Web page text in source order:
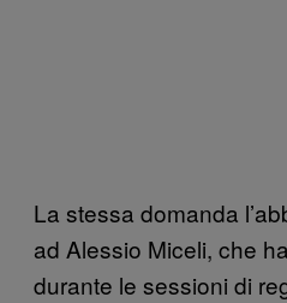
La stessa domanda
ad Alessio Miceli, che
durante le sessioni di